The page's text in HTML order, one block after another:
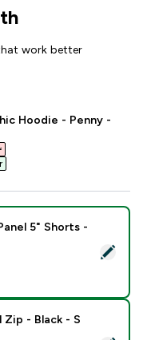
work better
Hoodie - Penny -
Tempo Panel 5"
5" Shorts -
Zip - Black - S